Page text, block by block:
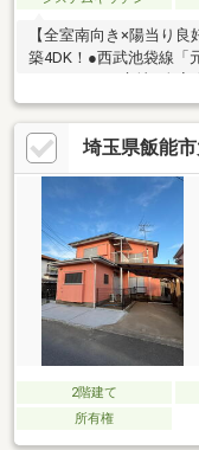
【全室南向き×陽当り
築4DK！●西武池袋線「
し込む快適な4DKの間
配慮された平成築の戸
能！お車を複数台お持
層住居専用地域！飯能
気軽にお問い合わせく
埼玉県飯能
2階建て
所有権